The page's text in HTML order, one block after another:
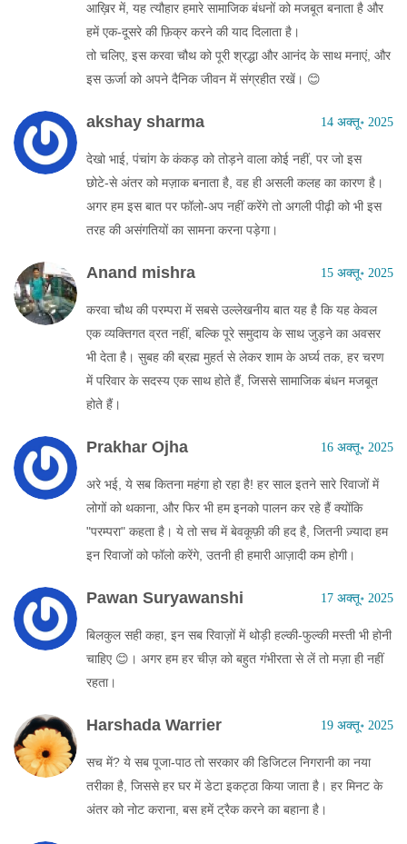
आख़िर में, यह त्यौहार हमारे सामाजिक बंधनों को मजबूत बनाता है और
हमें एक‑दूसरे की फ़िक्र करने की याद दिलाता है।
तो चलिए, इस करवा चौथ को पूरी श्रद्धा और आनंद के साथ मनाएं, और
इस ऊर्जा को अपने दैनिक जीवन में संग्रहीत रखें। 😊
akshay sharma 14 अक्तू॰ 2025
देखो भाई, पंचांग के कंकड़ को तोड़ने वाला कोई नहीं, पर जो इस
छोटे‑से अंतर को मज़ाक बनाता है, वह ही असली कलह का कारण है।
अगर हम इस बात पर फॉलो‑अप नहीं करेंगे तो अगली पीढ़ी को भी इस
तरह की असंगतियों का सामना करना पड़ेगा।
Anand mishra 15 अक्तू॰ 2025
करवा चौथ की परम्परा में सबसे उल्लेखनीय बात यह है कि यह केवल
एक व्यक्तिगत व्रत नहीं, बल्कि पूरे समुदाय के साथ जुड़ने का अवसर
भी देता है। सुबह की ब्रह्म मुहर्त से लेकर शाम के अर्घ्य तक, हर चरण
में परिवार के सदस्य एक साथ होते हैं, जिससे सामाजिक बंधन मजबूत
होते हैं।
Prakhar Ojha 16 अक्तू॰ 2025
अरे भई, ये सब कितना महंगा हो रहा है! हर साल इतने सारे रिवाजों में
लोगों को थकाना, और फिर भी हम इनको पालन कर रहे हैं क्योंकि
"परम्परा" कहता है। ये तो सच में बेवकूफ़ी की हद है, जितनी ज़्यादा हम
इन रिवाजों को फॉलो करेंगे, उतनी ही हमारी आज़ादी कम होगी।
Pawan Suryawanshi 17 अक्तू॰ 2025
बिलकुल सही कहा, इन सब रिवाज़ों में थोड़ी हल्की‑फुल्की मस्ती भी होनी
चाहिए 😊। अगर हम हर चीज़ को बहुत गंभीरता से लें तो मज़ा ही नहीं
रहता।
Harshada Warrier 19 अक्तू॰ 2025
सच में? ये सब पूजा‑पाठ तो सरकार की डिजिटल निगरानी का नया
तरीका है, जिससे हर घर में डेटा इकट्ठा किया जाता है। हर मिनट के
अंतर को नोट कराना, बस हमें ट्रैक करने का बहाना है।